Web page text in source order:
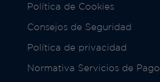
Política de Cookies
Consejos de Seguridad
Política de privacidad
Normativa Servicios de Pago